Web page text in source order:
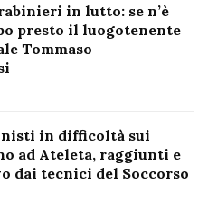
in lutto: se n’è
presto il luogotenente
Tommaso
in difficoltà sui
ad Ateleta, raggiunti e
dai tecnici del Soccorso